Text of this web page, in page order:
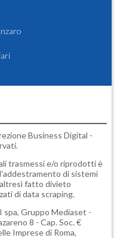
Business Digital -
trasmessi e/o riprodotti è
di sistemi
fatto divieto
di data scraping.
spa, Gruppo Mediaset -
8 - Cap. Soc. €
Imprese di Roma,